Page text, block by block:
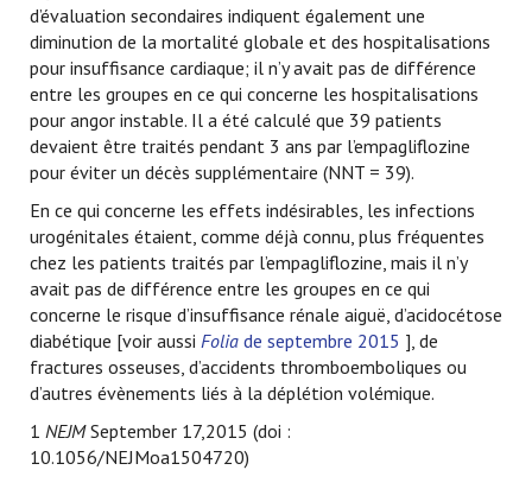
d’évaluation secondaires indiquent également une
diminution de la mortalité globale et des hospitalisations
pour insuffisance cardiaque; il n’y avait pas de différence
entre les groupes en ce qui concerne les hospitalisations
pour angor instable. Il a été calculé que 39 patients
devaient être traités pendant 3 ans par l’empagliflozine
pour éviter un décès supplémentaire (NNT = 39).
En ce qui concerne les effets indésirables, les infections
urogénitales étaient, comme déjà connu, plus fréquentes
chez les patients traités par l’empagliflozine, mais il n’y
avait pas de différence entre les groupes en ce qui
concerne le risque d’insuffisance rénale aiguë, d’acidocétose
diabétique [voir aussi Folia de septembre 2015 ], de
fractures osseuses, d’accidents thromboemboliques ou
d’autres évènements liés à la déplétion volémique.
1 NEJMSeptember 17,2015 (doi :
10.1056/NEJMoa1504720)